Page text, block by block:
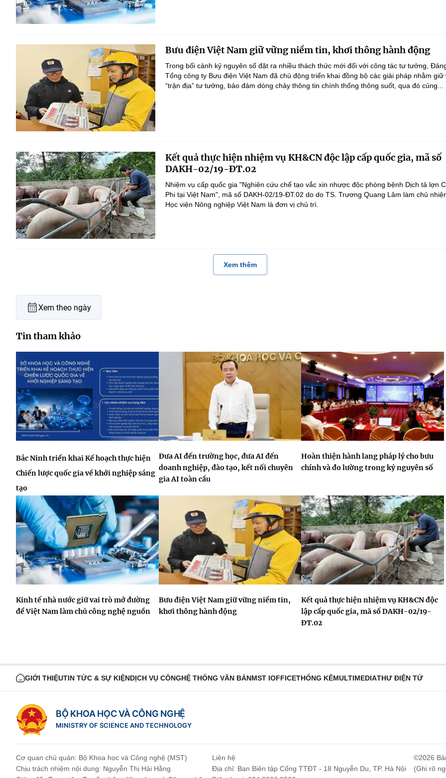
Bưu điện Việt Nam giữ vững niềm tin, khơi thông hành động
Trong bối cảnh kỷ nguyên số đặt ra nhiều thách thức mới đối với công tác tư tưởng,
Tổng công ty Bưu điện Việt Nam đã chủ động triển khai đồng bộ các giải pháp nhằm giữ
“trận địa” tư tưởng, bảo đảm dòng chảy thông tin chính thống thông suốt, qua đó củng...
Kết quả thực hiện nhiệm vụ KH&CN độc lập cấp quốc gia, mã số
DAKH-02/19-ĐT.02
Nhiệm vụ cấp quốc gia "Nghiên cứu chế tạo vắc xin nhược độc phòng bệnh Dịch tả lợn
Phi tại Việt Nam", mã số DAKH-02/19-ĐT.02 do do TS. Trương Quang Lâm làm chủ
Học viện Nông nghiệp Việt Nam là đơn vị chủ trì.
Xem thêm
Xem theo ngày
Tin tham khảo
Bắc Ninh triển khai Kế hoạch thực hiện
Chiến lược quốc gia về khởi nghiệp sáng
tạo
Đưa AI đến trường học, đưa AI đến
doanh nghiệp, đào tạo, kết nối chuyên
gia AI toàn cầu
Hoàn thiện hành lang pháp lý cho bưu
chính và đo lường trong kỷ nguyên số
Kinh tế nhà nước giữ vai trò mở đường
để Việt Nam làm chủ công nghệ nguồn
Bưu điện Việt Nam giữ vững niềm tin,
khơi thông hành động
Kết quả thực hiện nhiệm vụ KH&CN độc
lập cấp quốc gia, mã số DAKH-02/19-
ĐT.02
GIỚI THIỆUTIN TỨC & SỰ KIỆNDỊCH VỤ CÔNGHỆ THỐNG VĂN BẢNMST IOFFICETHỐNG KÊMULTIMEDIATHƯ ĐIỆN TỬ
BỘ KHOA HỌC VÀ CÔNG NGHỆ
MINISTRY OF SCIENCE AND TECHNOLOGY
Cơ quan chủ quản: Bộ Khoa học và Công nghệ (MST)
Chịu trách nhiệm nội dung: Nguyễn Thị Hải Hằng
Liên hệ
Địa chỉ: Ban Biên tập Cổng TTĐT - 18 Nguyễn Du, TP. Hà Nội
©2026
(Ghi rõ